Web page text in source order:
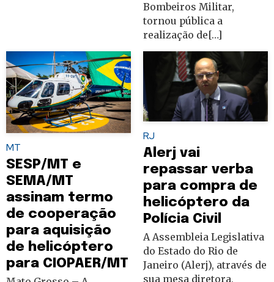
Bombeiros Militar,
tornou pública a
realização de[…]
MT
SESP/MT e
SEMA/MT
assinam termo
de cooperação
para aquisição
de helicóptero
para CIOPAER/MT
RJ
Alerj vai
repassar verba
para compra de
helicóptero da
Polícia Civil
A Assembleia Legislativa
do Estado do Rio de
Janeiro (Alerj), através de
sua mesa diretora,